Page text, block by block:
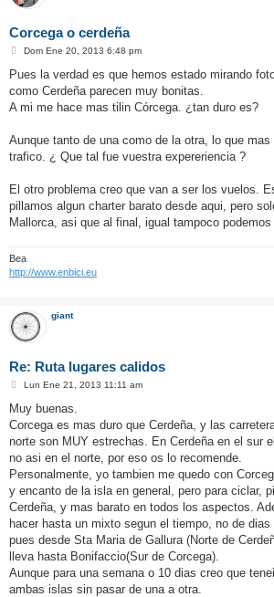
Corcega o cerdeña
M
n
a
j
Dom Ene 20, 2013 6:48 pm
Pues la verdad es que hemos estado mirando
como Cerdeña parecen muy bonitas.
A mi me hace mas tilin Córcega. ¿tan duro es?
Aunque tanto de una como de la otra, lo que
trafico. ¿ Que tal fue vuestra expereriencia ?
El otro problema creo que van a ser los vuelos.
pillamos algun charter barato desde aqui, pero
Mallorca, asi que al final, igual tampoco podemos
Bea
http://www.enbici.eu
giant
Re: Ruta lugares calidos
M
n
a
j
Lun Ene 21, 2013 11:11 am
Muy buenas.
Corcega es mas duro que Cerdeña, y las
norte son MUY estrechas. En Cerdeña en el sur
no asi en el norte, por eso os lo recomende.
Personalmente, yo tambien me quedo con
y encanto de la isla en general, pero para ciclar,
Cerdeña, y mas barato en todos los aspectos.
hacer hasta un mixto segun el tiempo, no de dias
pues desde Sta Maria de Gallura (Norte de
lleva hasta Bonifaccio(Sur de Corcega).
Aunque para una semana o 10 dias creo que
ambas islas sin pasar de una a otra.